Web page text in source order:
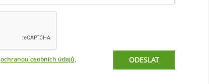
ochranou osobních údajů